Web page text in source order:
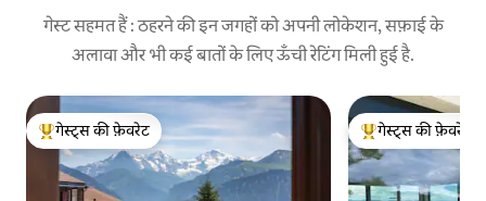
गेस्ट सहमत हैं : ठहरने की इन जगहों को अपनी लोकेशन, सफ़ाई के
अलावा और भी कई बातों के लिए ऊँची रेटिंग मिली हुई है.
गेस्ट्स का टॉप फ़ेवरेट
गेस्ट्स की फ़ेवरेट
गेस्ट्स का टॉप फ़ेवरेट
गेस्ट्स की फ़ेवरेट